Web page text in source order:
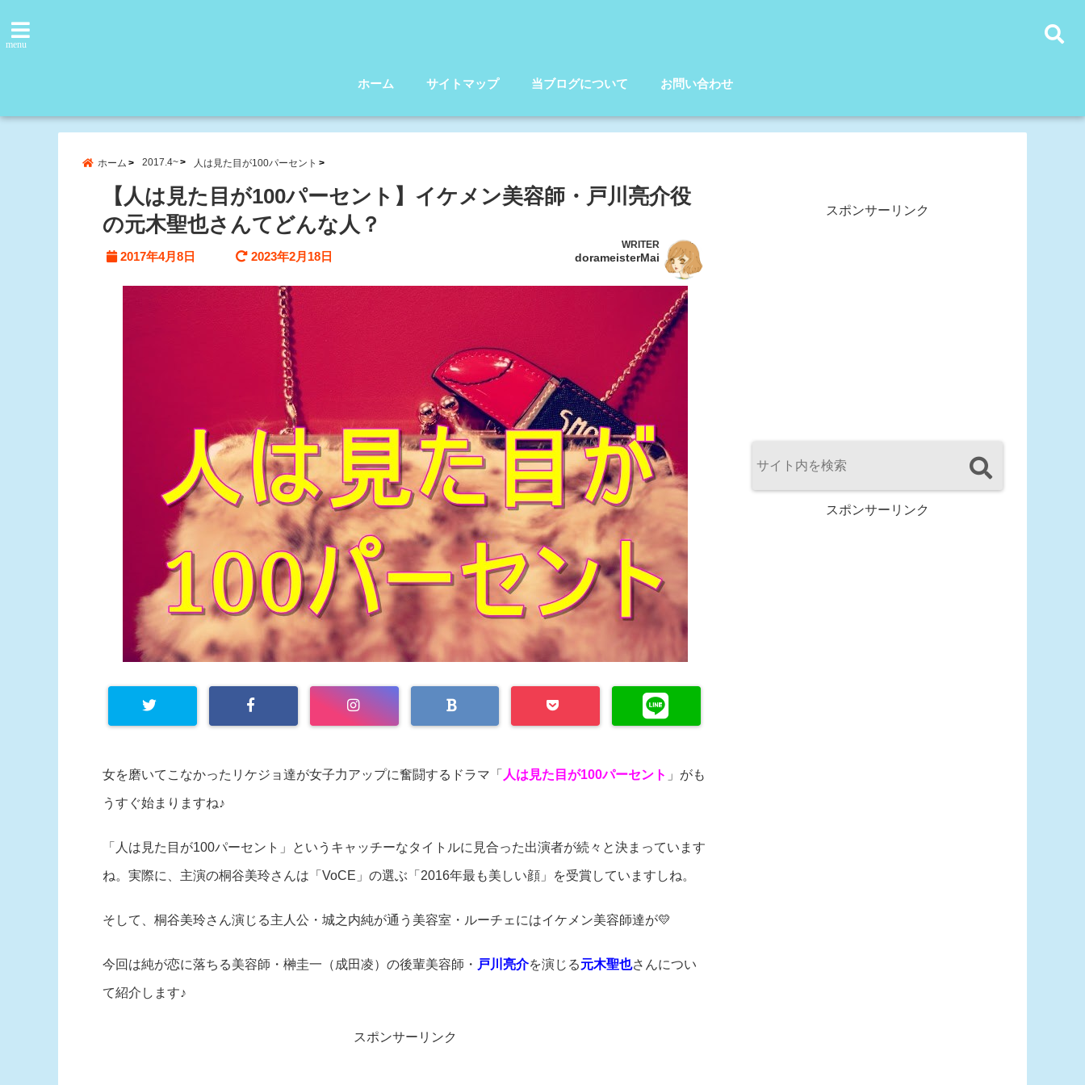
menu
ホーム サイトマップ 当ブログについて お問い合わせ
ホーム 2017.4~ 人は見た目が100パーセント
【人は見た目が100パーセント】イケメン美容師・戸川亮介役
の元木聖也さんてどんな人？
2017年4月8日 2023年2月18日
WRITER
dorameisterMai
女を磨いてこなかったリケジョ達が女子力アップに奮闘するドラマ「 人は見た目が100パーセント 」がも
うすぐ始まりますね♪
「人は見た目が100パーセント」というキャッチーなタイトルに見合った出演者が続々と決まっています
ね。実際に、主演の桐谷美玲さんは「VoCE」の選ぶ「2016年最も美しい顔」を受賞していますしね。
そして、桐谷美玲さん演じる主人公・城之内純が通う美容室・ルーチェにはイケメン美容師達が💛
今回は純が恋に落ちる美容師・榊圭一（成田凌）の後輩美容師・ 戸川亮介を演じる元木聖也さんについ
て紹介します♪
スポンサーリンク
スポンサーリンク
スポンサーリンク